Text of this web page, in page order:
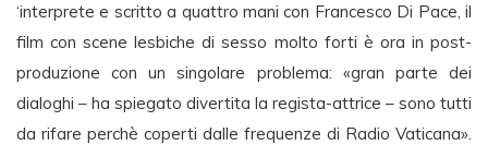
‘interprete e scritto a quattro mani con Francesco Di Pace, il
film con scene lesbiche di sesso molto forti è ora in post-
produzione con un singolare problema: «gran parte dei
dialoghi – ha spiegato divertita la regista-attrice – sono tutti
da rifare perchè coperti dalle frequenze di Radio Vaticana».